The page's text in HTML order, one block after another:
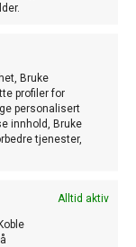
Bruke
profiler for
personalisert
innhold, Bruke
tjenester,
Alltid aktiv
prøvar å samordne